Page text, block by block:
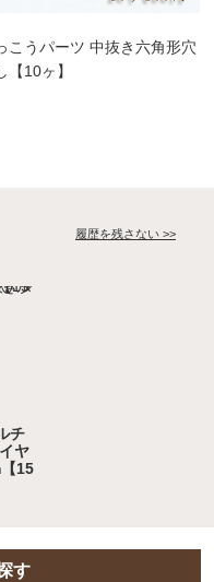
こうパーツ 中抜き六角形穴
【10ヶ】
履歴を残さない >>
チ
ヤ
15
す